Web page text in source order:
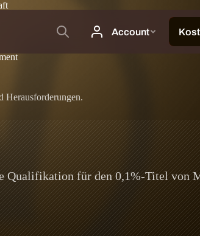
Herausforderungen.
Qualifikation für den 0,1%-Titel von